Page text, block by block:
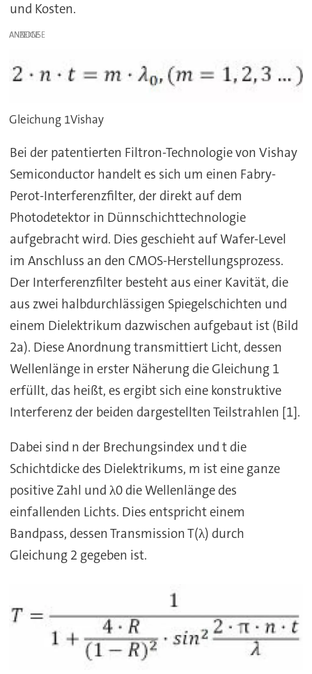
und Kosten.
ANZEIGE
Gleichung 1Vishay
Bei der patentierten Filtron-Technologie von Vishay
Semiconductor handelt es sich um einen Fabry-
Perot-Interferenzfilter, der direkt auf dem
Photodetektor in Dünnschichttechnologie
aufgebracht wird. Dies geschieht auf Wafer-Level
im Anschluss an den CMOS-Herstellungsprozess.
Der Interferenzfilter besteht aus einer Kavität, die
aus zwei halbdurchlässigen Spiegelschichten und
einem Dielektrikum dazwischen aufgebaut ist (Bild
2a). Diese Anordnung transmittiert Licht, dessen
Wellenlänge in erster Näherung die Gleichung 1
erfüllt, das heißt, es ergibt sich eine konstruktive
Interferenz der beiden dargestellten Teilstrahlen [1].
Dabei sind n der Brechungsindex und t die
Schichtdicke des Dielektrikums, m ist eine ganze
positive Zahl und λ0 die Wellenlänge des
einfallenden Lichts. Dies entspricht einem
Bandpass, dessen Transmission T(λ) durch
Gleichung 2 gegeben ist.